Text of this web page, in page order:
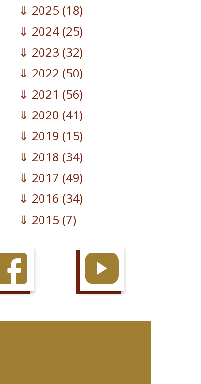
2025 (18)
2024 (25)
2023 (32)
2022 (50)
2021 (56)
2020 (41)
2019 (15)
2018 (34)
2017 (49)
2016 (34)
2015 (7)